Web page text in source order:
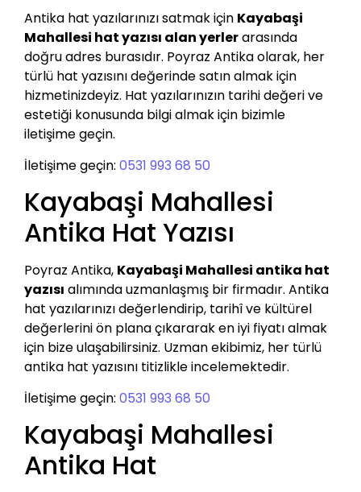
Antika hat yazılarınızı satmak için Kayabaşi
Mahallesi hat yazısı alan yerlerarasında
doğru adres burasıdır. Poyraz Antika olarak, her
türlü hat yazısını değerinde satın almak için
hizmetinizdeyiz. Hat yazılarınızın tarihi değeri ve
estetiği konusunda bilgi almak için bizimle
iletişime geçin.
İletişime geçin: 0531 993 68 50
Kayabaşi Mahallesi
Antika Hat Yazısı
Poyraz Antika, Kayabaşi Mahallesi antika hat
yazısı alımında uzmanlaşmış bir firmadır. Antika
hat yazılarınızı değerlendirip, tarihî ve kültürel
değerlerini ön plana çıkararak en iyi fiyatı almak
için bize ulaşabilirsiniz. Uzman ekibimiz, her türlü
antika hat yazısını titizlikle incelemektedir.
İletişime geçin: 0531 993 68 50
Kayabaşi Mahallesi
Antika Hat